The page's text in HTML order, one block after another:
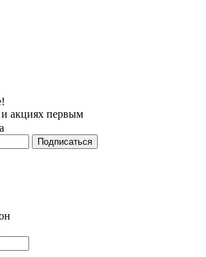
и акциях первым